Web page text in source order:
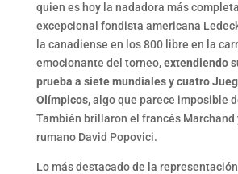
quien es hoy la nadadora más
excepcional fondista americana
la canadiense en los 800 libre en la
emocionante del torneo,extendiendo
prueba a siete mundiales y cuatro
Olímpicos,algo que parece imposible
También brillaron el francés Marchand
rumano David Popovici.
Lo más destacado de la